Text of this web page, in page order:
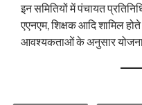
इन समितियों में पंचायत
एएनएम, शिक्षक आदि शामिल
आवश्यकताओं के अनुसार योजना